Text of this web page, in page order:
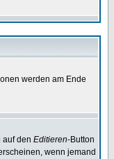
werden am Ende
auf den Editieren-Button
wenn jemand